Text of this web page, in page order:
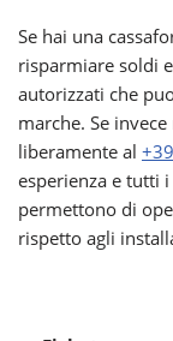
Se hai una
risparmiare soldi
autorizzati che
marche. Se
liberamente al
esperienza e tutti
permettono di
rispetto agli